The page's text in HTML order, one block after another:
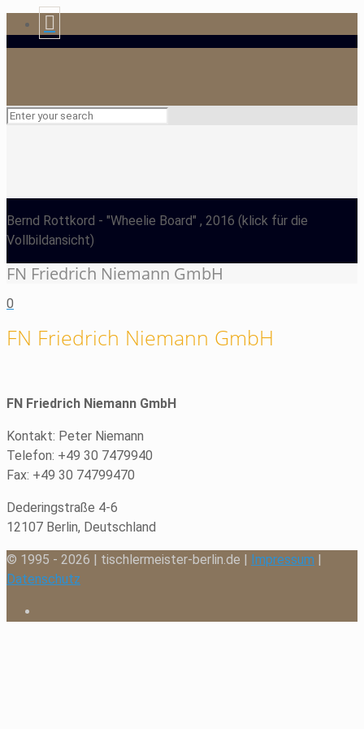
Bernd Rottkord - "Wheelie Board" , 2016 (klick für die
Vollbildansicht)
FN Friedrich Niemann GmbH
0
FN Friedrich Niemann GmbH
FN Friedrich Niemann GmbH
Kontakt: Peter Niemann
Telefon: +49 30 7479940
Fax: +49 30 74799470
Dederingstraße 4-6
12107 Berlin, Deutschland
© 1995 - 2026 | tischlermeister-berlin.de | Impressum |
Datenschutz